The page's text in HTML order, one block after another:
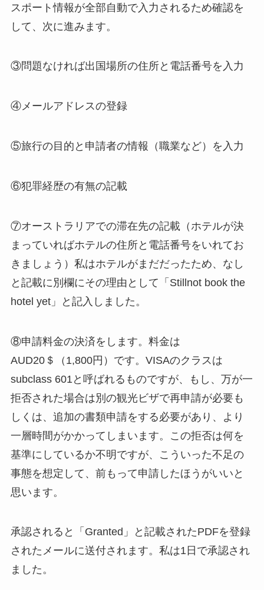
スポート情報が全部自動で入力されるため確認を
して、次に進みます。
③問題なければ出国場所の住所と電話番号を入力
④メールアドレスの登録
⑤旅行の目的と申請者の情報（職業など）を入力
⑥犯罪経歴の有無の記載
⑦オーストラリアでの滞在先の記載（ホテルが決
まっていればホテルの住所と電話番号をいれてお
きましょう）私はホテルがまだだったため、なし
と記載に別欄にその理由として「Stillnot book the
hotel yet」と記入しました。
⑧申請料金の決済をします。料金は
AUD20＄（1,800円）です。VISAのクラスは
subclass 601と呼ばれるものですが、もし、万が一
拒否された場合は別の観光ビザで再申請が必要も
しくは、追加の書類申請をする必要があり、より
一層時間がかかってしまいます。この拒否は何を
基準にしているか不明ですが、こういった不足の
事態を想定して、前もって申請したほうがいいと
思います。
承認されると「Granted」と記載されたPDFを登録
されたメールに送付されます。私は1日で承認され
ました。